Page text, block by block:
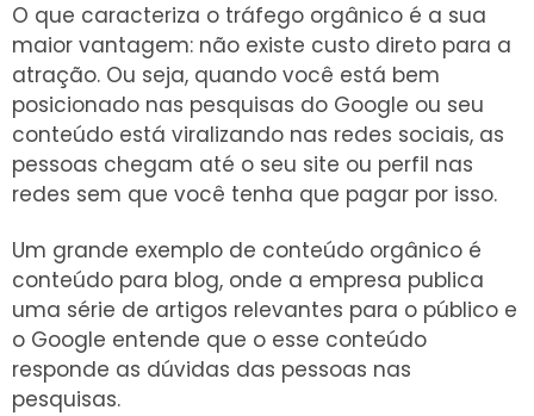
O que caracteriza o tráfego orgânico é a sua
maior vantagem: não existe custo direto para a
atração. Ou seja, quando você está bem
posicionado nas pesquisas do Google ou seu
conteúdo está viralizando nas redes sociais, as
pessoas chegam até o seu site ou perfil nas
redes sem que você tenha que pagar por isso.
Um grande exemplo de conteúdo orgânico é
conteúdo para blog, onde a empresa publica
uma série de artigos relevantes para o público e
o Google entende que o esse conteúdo
responde as dúvidas das pessoas nas
pesquisas.